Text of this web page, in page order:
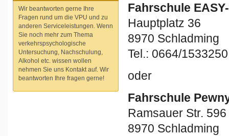
Wir beantworten gerne Ihre
Fragen rund um die VPU und zu
anderen Serviceleistungen. Wenn
Sie noch mehr zum Thema
verkehrspsychologische
Untersuchung, Nachschulung,
Alkohol etc. wissen wollen
nehmen Sie uns Kontakt auf. Wir
beantworten Ihre fragen gerne!
Fahrschule
Hauptplatz 36
8970 Schladming
Tel.: 0664/1533250
oder
Fahrschule
Ramsauer Str. 596
8970 Schladming